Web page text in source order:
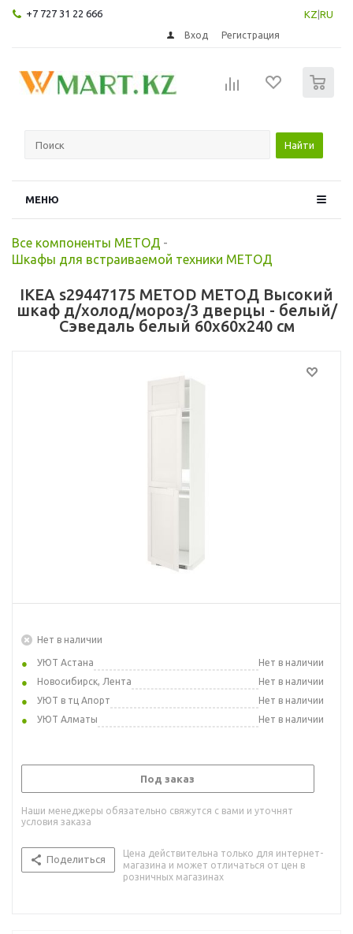
+7 727 31 22 666 KZ RU
Вход Регистрация
Найти
МЕНЮ
Все компоненты МЕТОД -
Шкафы для встраиваемой техники МЕТОД
IKEA s29447175 METOD МЕТОД Высокий
шкаф д/холод/мороз/3 дверцы - белый/
Сэведаль белый 60x60x240 см
Нет в наличии
УЮТ Астана
Нет в наличии
Новосибирск, Лента
Нет в наличии
УЮТ в тц Апорт
Нет в наличии
УЮТ Алматы
Нет в наличии
Под заказ
Наши менеджеры обязательно свяжутся с вами и уточнят
условия заказа
Поделиться
Цена действительна только для интернет-
магазина и может отличаться от цен в
розничных магазинах